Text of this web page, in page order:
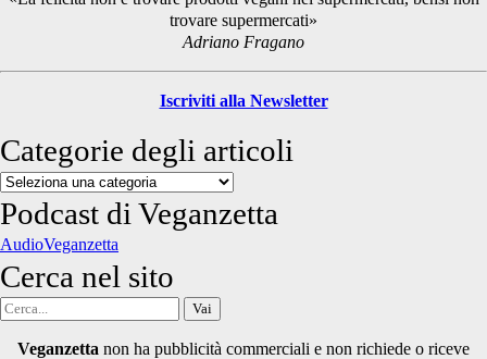
trovare supermercati»
Adriano Fragano
Iscriviti alla Newsletter
Categorie degli articoli
Categorie
degli
articoli
Podcast di Veganzetta
AudioVeganzetta
Cerca nel sito
Cerca
Veganzetta non ha pubblicità commerciali e non richiede o riceve